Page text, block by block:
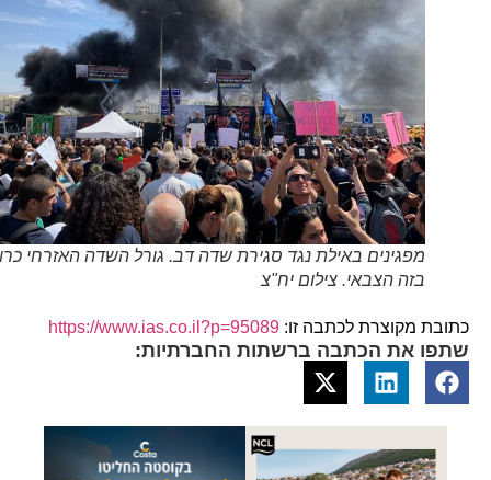
מפגינים באילת נגד סגירת שדה דב. גורל השדה האזרחי כרוך
בזה הצבאי. צילום יח"צ
כתובת מקוצרת לכתבה זו: https://www.ias.co.il?p=95089
שתפו את הכתבה ברשתות החברתיות: